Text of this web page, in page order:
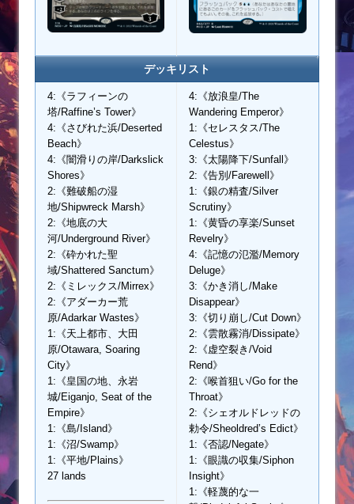
デッキリスト
4:《ラフィーンの
塔/Raffine’s Tower》
4:《さびれた浜/Deserted
Beach》
4:《闇滑りの岸/Darkslick
Shores》
2:《難破船の湿
地/Shipwreck Marsh》
2:《地底の大
河/Underground River》
2:《砕かれた聖
域/Shattered Sanctum》
2:《ミレックス/Mirrex》
2:《アダーカー荒
原/Adarkar Wastes》
1:《天上都市、大田
原/Otawara, Soaring
City》
1:《皇国の地、永岩
城/Eiganjo, Seat of the
Empire》
1:《島/Island》
1:《沼/Swamp》
1:《平地/Plains》
27 lands
4:《放浪皇/The
Wandering Emperor》
1:《セレスタス/The
Celestus》
3:《太陽降下/Sunfall》
2:《告別/Farewell》
1:《銀の精査/Silver
Scrutiny》
1:《黄昏の享楽/Sunset
Revelry》
4:《記憶の氾濫/Memory
Deluge》
3:《かき消し/Make
Disappear》
3:《切り崩し/Cut Down》
2:《雲散霧消/Dissipate》
2:《虚空裂き/Void
Rend》
2:《喉首狙い/Go for the
Throat》
2:《シェオルドレッドの
勅令/Sheoldred’s Edict》
1:《否認/Negate》
1:《眼識の収集/Siphon
Insight》
1:《軽蔑的な一